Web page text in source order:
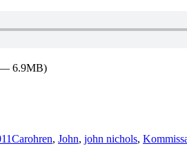
— 6.9MB)
Carohren, John, john nichols,